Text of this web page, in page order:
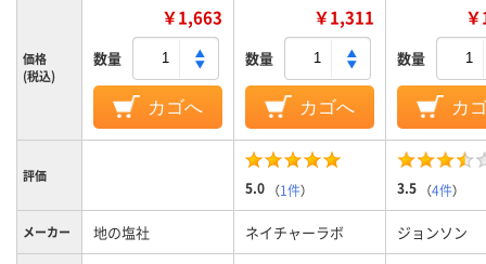
価格
(税込)
￥1,663
数量
カゴへ
￥1,311
数量
カゴへ
数量
カ
評価
5.0 （1件） 3.5 （4件）
メーカー 地の塩社 ネイチャーラボ ジョンソン